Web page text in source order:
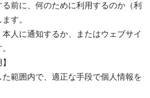
前に、何のために利用するのか（利
す。
人に通知するか、またはウェブサイ
範囲内で、適正な手段で個人情報を